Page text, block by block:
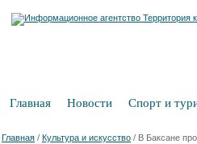
Главная Новости Спорт и
Главная / Культура и искусство / В Баксане